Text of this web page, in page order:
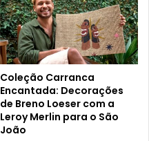
Coleção Carranca
Encantada: Decorações
de Breno Loeser com a
Leroy Merlin para o São
João